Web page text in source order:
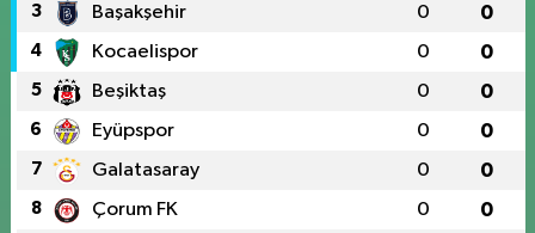
3 Başakşehir 0 0
4 Kocaelispor 0 0
5 Beşiktaş 0 0
6 Eyüpspor 0 0
7 Galatasaray 0 0
8 Çorum FK 0 0